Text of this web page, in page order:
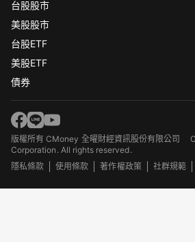
台股股市
美股股市
台股ETF
美股ETF
債券
版權所有 CMoney 全曜財經資訊股份有限公司
Corporation. All rights reserved.
隱私條款
使用條款 著作權政策 社群規範